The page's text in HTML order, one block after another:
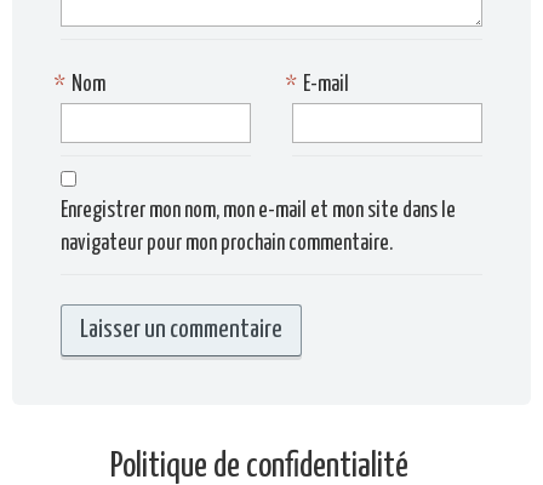
Nom
* E-mail
*
Enregistrer mon nom, mon e-mail et mon site dans le
navigateur pour mon prochain commentaire.
Politique de confidentialité